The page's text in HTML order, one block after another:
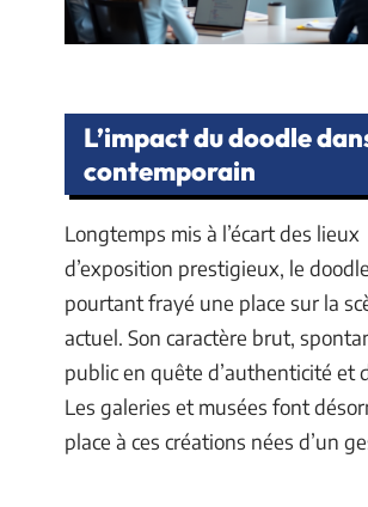
L’impact du doodle
contemporain
Longtemps mis à l’écart des lieux
d’exposition prestigieux, le
pourtant frayé une place sur la
actuel. Son caractère brut,
public en quête d’authenticité et
Les galeries et musées font
place à ces créations nées d’un